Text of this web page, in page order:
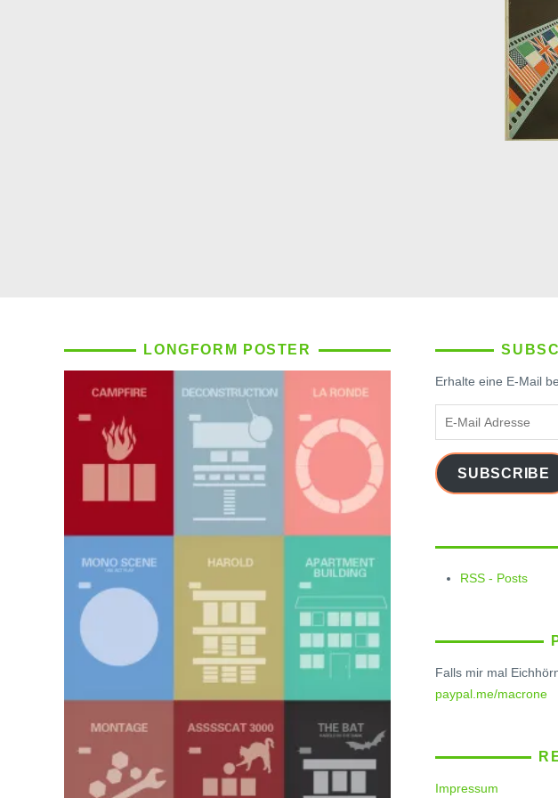
LONGFORM POSTER
Erhalte eine E-Mail
Adresse
SUBSCRIBE
RSS - Posts
Falls mir mal
paypal.me/macrone
Impressum